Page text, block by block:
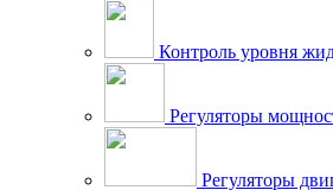
Контроль уровня
Регуляторы
Регуляторы